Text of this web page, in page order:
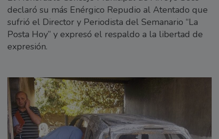
declaró su más Enérgico Repudio al Atentado que
sufrió el Director y Periodista del Semanario “La
Posta Hoy” y expresó el respaldo a la libertad de
expresión.